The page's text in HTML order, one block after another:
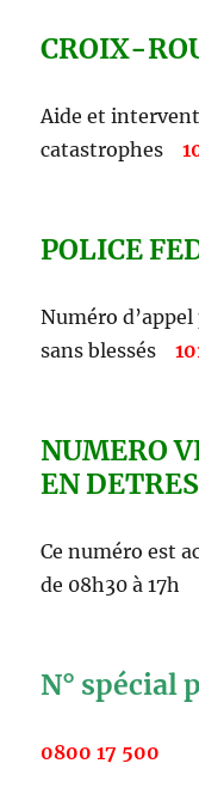
CROIX-
Aide et
catastrophes
POLICE
Numéro
sans blessés
NUMERO
EN
Ce numéro est
de 08h30 à 17h
N° spécial
0800 17 500